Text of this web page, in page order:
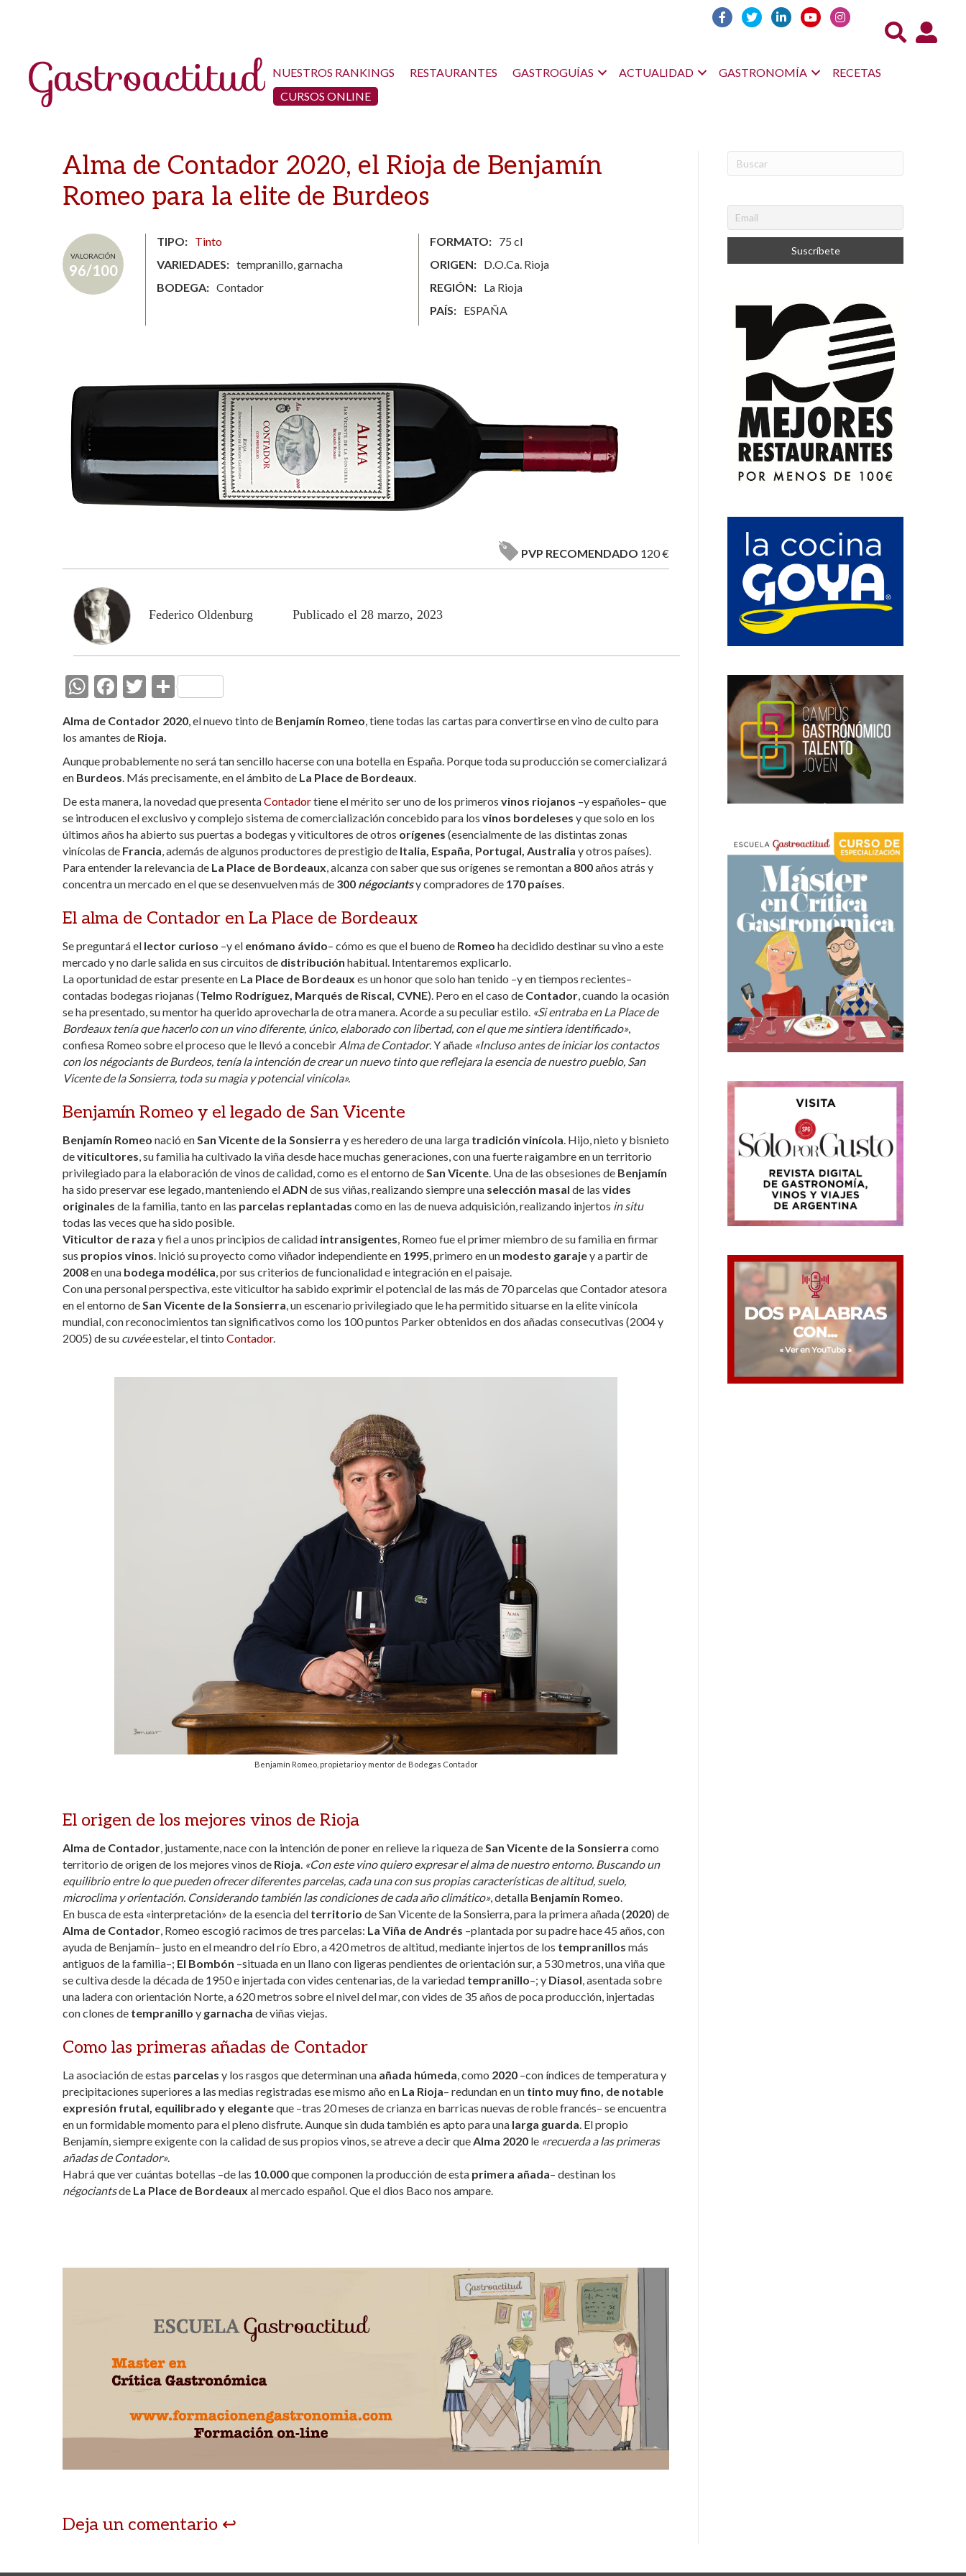
Acceso
NUESTROS RANKINGS RESTAURANTES GASTROGUÍAS ACTUALIDAD GASTRONOMÍA
RECETAS
CURSOS ONLINE
Alma de Contador 2020, el Rioja de Benjamín
Romeo para la elite de Burdeos
VALORACIÓN
96/100
TIPO
Tinto
VARIEDADES
tempranillo, garnacha
BODEGA
Contador
FORMATO
75 cl
ORIGEN
D.O.Ca. Rioja
REGIÓN
La Rioja
PAÍS
ESPAÑA
PVP RECOMENDADO 120 €
Federico Oldenburg Publicado el 28 marzo, 2023
W
at
s
A
p
p
F
e
b
o
o
k
T
itt
er
C
m
p
ar
ti
r
Alma de Contador 2020 , el nuevo tinto de Benjamín Romeo , tiene todas las cartas para convertirse en vino de culto para
los amantes de Rioja.
Aunque probablemente no será tan sencillo hacerse con una botella en España. Porque toda su producción se comercializará
en Burdeos . Más precisamente, en el ámbito de La Place de Bordeaux
De esta manera, la novedad que presentaContadortiene el mérito ser uno de los primeros vinos riojanos –y españoles– que
se introducen el exclusivo y complejo sistema de comercialización concebido para los vinos bordeleses y que solo en los
últimos años ha abierto sus puertas a bodegas y viticultores de otros orígenes (esencialmente de las distintas zonas
vinícolas de Francia , además de algunos productores de prestigio de Italia, España, Portugal, Australia y otros países).
Para entender la relevancia de La Place de Bordeaux , alcanza con saber que sus orígenes se remontan a 800años atrás y
concentra un mercado en el que se desenvuelven más de 300 négociantsy compradores de 170 países
El alma de Contador en La Place de Bordeaux
Se preguntará el lector curioso –y el enómano ávido– cómo es que el bueno de Romeo ha decidido destinar su vino a este
mercado y no darle salida en sus circuitos de distribución habitual. Intentaremos explicarlo.
La oportunidad de estar presente en La Place de Bordeaux es un honor que solo han tenido –y en tiempos recientes–
contadas bodegas riojanas (Telmo Rodríguez, Marqués de Riscal, CVNE). Pero en el caso de Contador , cuando la ocasión
se ha presentado, su mentor ha querido aprovecharla de otra manera. Acorde a su peculiar estilo. «Si entraba en La Place de
Bordeaux tenía que hacerlo con un vino diferente, único, elaborado con libertad, con el que me sintiera identificado»,
confiesa Romeo sobre el proceso que le llevó a concebir Alma de Contador. Y añade «Incluso antes de iniciar los contactos
con los négociants de Burdeos, tenía la intención de crear un nuevo tinto que reflejara la esencia de nuestro pueblo, San
Vicente de la Sonsierra, toda su magia y potencial vinícola».
Benjamín Romeo y el legado de San Vicente
Benjamín Romeo nació en San Vicente de la Sonsierra y es heredero de una larga tradición vinícola . Hijo, nieto y bisnieto
deviticultores , su familia ha cultivado la viña desde hace muchas generaciones, con una fuerte raigambre en un territorio
privilegiado para la elaboración de vinos de calidad, como es el entorno de San Vicente . Una de las obsesiones de Benjamín
ha sido preservar ese legado, manteniendo el ADN de sus viñas, realizando siempre una selección masal de las vides
originales de la familia, tanto en las parcelas replantadas como en las de nueva adquisición, realizando injertos in situ
todas las veces que ha sido posible.
Viticultor de raza y fiel a unos principios de calidad intransigentes , Romeo fue el primer miembro de su familia en firmar
sus propios vinos . Inició su proyecto como viñador independiente en 1995 , primero en un modesto garajey a partir de
2008en una bodega modélica , por sus criterios de funcionalidad e integración en el paisaje.
Con una personal perspectiva, este viticultor ha sabido exprimir el potencial de las más de 70 parcelas que Contador atesora
en el entorno de San Vicente de la Sonsierra , un escenario privilegiado que le ha permitido situarse en la elite vinícola
mundial, con reconocimientos tan significativos como los 100 puntos Parker obtenidos en dos añadas consecutivas (2004 y
2005) de su cuvéeestelar, el tinto Contador.
Benjamín Romeo, propietario y mentor de Bodegas Contador
El origen de los mejores vinos de Rioja
Alma de Contador , justamente, nace con la intención de poner en relieve la riqueza de San Vicente de la Sonsierra como
territorio de origen de los mejores vinos de Rioja «Con este vino quiero expresar el alma de nuestro entorno. Buscando un
equilibrio entre lo que pueden ofrecer diferentes parcelas, cada una con sus propias características de altitud, suelo,
microclima y orientación. Considerando también las condiciones de cada año climático», detalla Benjamín Romeo
En busca de esta «interpretación» de la esencia del territorio de San Vicente de la Sonsierra, para la primera añada (2020) de
Alma de Contador , Romeo escogió racimos de tres parcelas: La Viña de Andrés –plantada por su padre hace 45 años, con
ayuda de Benjamín– justo en el meandro del río Ebro, a 420 metros de altitud, mediante injertos de los tempranillos más
antiguos de la familia–; El Bombón –situada en un llano con ligeras pendientes de orientación sur, a 530 metros, una viña que
se cultiva desde la década de 1950 e injertada con vides centenarias, de la variedad tempranillo–; y Diasol , asentada sobre
una ladera con orientación Norte, a 620 metros sobre el nivel del mar, con vides de 35 años de poca producción, injertadas
con clones de tempranillo y garnacha de viñas viejas.
Como las primeras añadas de Contador
La asociación de estas parcelas y los rasgos que determinan una añada húmeda , como 2020 –con índices de temperatura y
precipitaciones superiores a las medias registradas ese mismo año en La Rioja– redundan en un tinto muy fino, de notable
expresión frutal, equilibrado y eleganteque –tras 20 meses de crianza en barricas nuevas de roble francés– se encuentra
en un formidable momento para el pleno disfrute. Aunque sin duda también es apto para una larga guarda . El propio
Benjamín, siempre exigente con la calidad de sus propios vinos, se atreve a decir que Alma 2020 le «recuerda a las primeras
añadas de Contador».
Habrá que ver cuántas botellas –de las 10.000que componen la producción de esta primera añada– destinan los
négociantsde La Place de Bordeaux al mercado español. Que el dios Baco nos ampare.
Deja un comentario